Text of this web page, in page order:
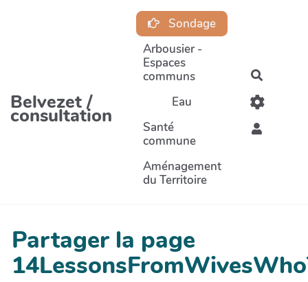
Aller au contenu principal
Belvezet /
consultation
Sondage
Arbousier -
Espaces
communs
Eau
Santé
commune
Aménagement
du Territoire
Partager la page